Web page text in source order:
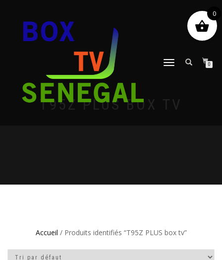
DÉPLIER
0
T95Z PLUS BOX TV
Accueil / Produits identifiés “T95Z PLUS box tv”
0